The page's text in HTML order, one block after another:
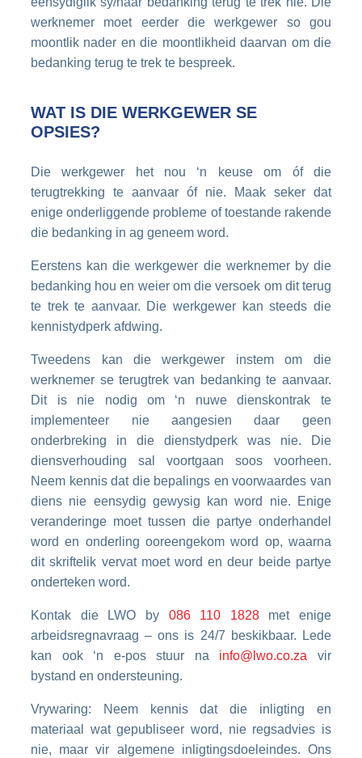
werknemer moet eerder die werkgewer so gou
moontlik nader en die moontlikheid daarvan om die
bedanking terug te trek te bespreek.
WAT IS DIE WERKGEWER SE
OPSIES?
Die werkgewer het nou ‘n keuse om óf die
terugtrekking te aanvaar óf nie. Maak seker dat
enige onderliggende probleme of toestande rakende
die bedanking in ag geneem word.
Eerstens kan die werkgewer die werknemer by die
bedanking hou en weier om die versoek om dit terug
te trek te aanvaar. Die werkgewer kan steeds die
kennistydperk afdwing.
Tweedens kan die werkgewer instem om die
werknemer se terugtrek van bedanking te aanvaar.
Dit is nie nodig om ‘n nuwe dienskontrak te
implementeer nie aangesien daar geen
onderbreking in die dienstydperk was nie. Die
diensverhouding sal voortgaan soos voorheen.
Neem kennis dat die bepalings en voorwaardes van
diens nie eensydig gewysig kan word nie. Enige
veranderinge moet tussen die partye onderhandel
word en onderling ooreengekom word op, waarna
dit skriftelik vervat moet word en deur beide partye
onderteken word.
Kontak die LWO by 086 110 1828met enige
arbeidsregnavraag – ons is 24/7 beskikbaar. Lede
kan ook ‘n e-pos stuur na info@lwo.co.za vir
bystand en ondersteuning.
Vrywaring: Neem kennis dat die inligting en
materiaal wat gepubliseer word, nie regsadvies is
nie, maar vir algemene inligtingsdoeleindes. Ons